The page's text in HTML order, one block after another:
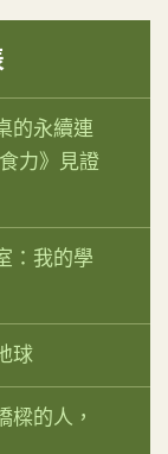
的永續連
力》見證
：我的學
球
的人，